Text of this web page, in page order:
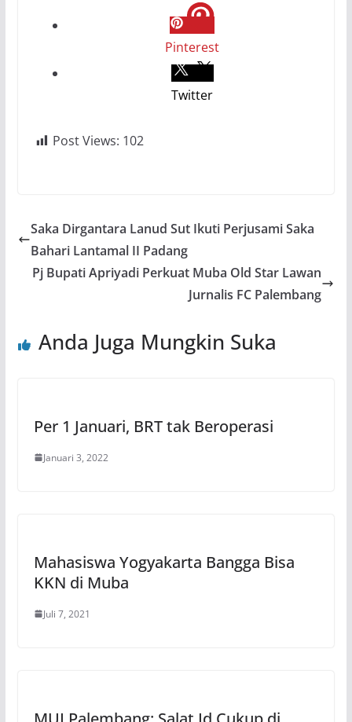
Pinterest
Twitter
Post Views: 102
Saka Dirgantara Lanud Sut Ikuti Perjusami Saka
Bahari Lantamal II Padang
Pj Bupati Apriyadi Perkuat Muba Old Star Lawan
Jurnalis FC Palembang
Anda Juga Mungkin Suka
Per 1 Januari, BRT tak Beroperasi
Januari 3, 2022
Mahasiswa Yogyakarta Bangga Bisa
KKN di Muba
Juli 7, 2021